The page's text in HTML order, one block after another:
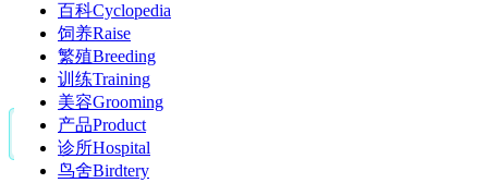
百科Cyclopedia
饲养Raise
繁殖Breeding
训练Training
美容Grooming
产品Product
诊所Hospital
鸟舍Birdtery